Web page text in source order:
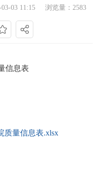
03 11:15 浏览量：2583
信息表
质量信息表.xlsx